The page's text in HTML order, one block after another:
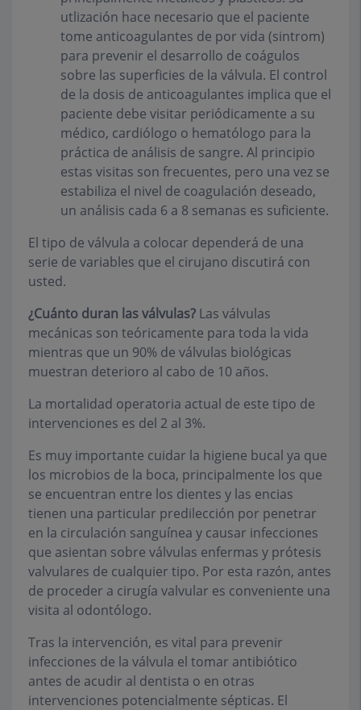
utlización hace necesario que el paciente
tome anticoagulantes de por vida (sintrom)
para prevenir el desarrollo de coágulos
sobre las superficies de la válvula. El control
de la dosis de anticoagulantes implica que el
paciente debe visitar periódicamente a su
médico, cardiólogo o hematólogo para la
práctica de análisis de sangre. Al principio
estas visitas son frecuentes, pero una vez se
estabiliza el nivel de coagulación deseado,
un análisis cada 6 a 8 semanas es suficiente.
El tipo de válvula a colocar dependerá de una
serie de variables que el cirujano discutirá con
usted.
¿Cuánto duran las válvulas? Las válvulas
mecánicas son teóricamente para toda la vida
mientras que un 90% de válvulas biológicas
muestran deterioro al cabo de 10 años.
La mortalidad operatoria actual de este tipo de
intervenciones es del 2 al 3%.
Es muy importante cuidar la higiene bucal ya que
los microbios de la boca, principalmente los que
se encuentran entre los dientes y las encias
tienen una particular predilección por penetrar
en la circulación sanguínea y causar infecciones
que asientan sobre válvulas enfermas y prótesis
valvulares de cualquier tipo. Por esta razón, antes
de proceder a cirugía valvular es conveniente una
visita al odontólogo.
Tras la intervención, es vital para prevenir
infecciones de la válvula el tomar antibiótico
antes de acudir al dentista o en otras
intervenciones potencialmente sépticas. El